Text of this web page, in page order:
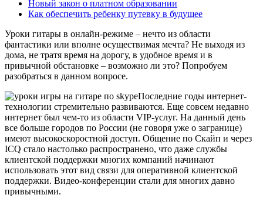
Новый закон о платном образовании
Как обеспечить ребенку путевку в будущее
Уроки гитары в онлайн-режиме – нечто из области
фантастики или вполне осуществимая мечта? Не выходя из
дома, не тратя время на дорогу, в удобное время и в
привычной обстановке – возможно ли это? Попробуем
разобраться в данном вопросе.
Последние годы интернет-
технологии стремительно развиваются. Еще совсем недавно
интернет был чем-то из области VIP-услуг. На данный день
все больше городов по России (не говоря уже о загранице)
имеют высокоскоростной доступ. Общение по Скайп и через
ICQ стало настолько распространено, что даже службы
клиентской поддержки многих компаний начинают
использовать этот вид связи для оперативной клиентской
поддержки. Видео-конференции стали для многих давно
привычными.